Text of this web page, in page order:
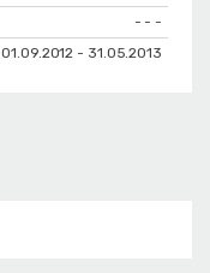
- - -
01.09.2012 - 31.05.2013